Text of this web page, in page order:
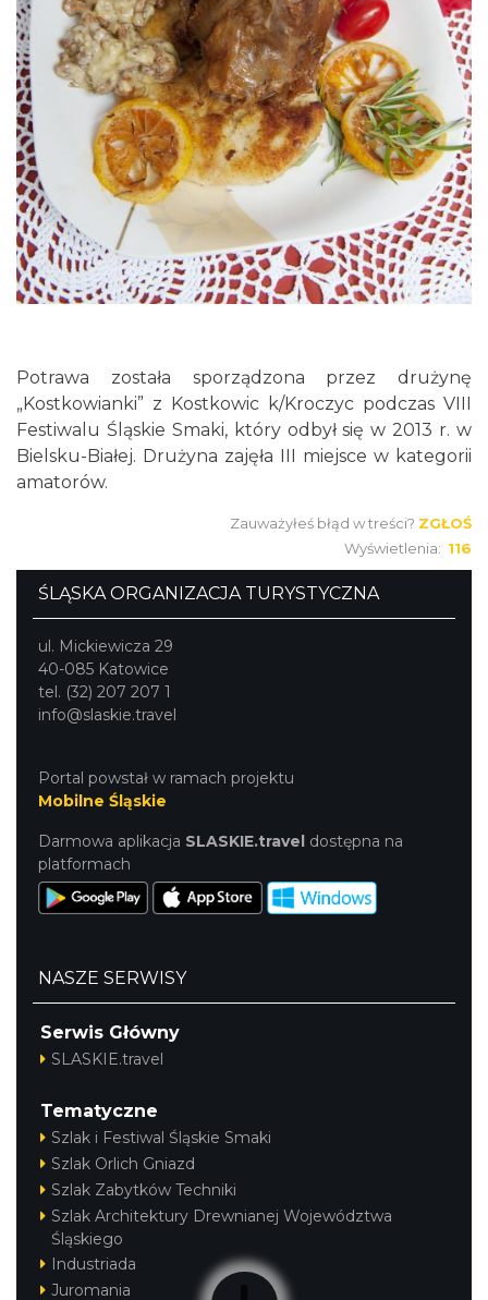
Potrawa została sporządzona przez drużynę
„Kostkowianki” z Kostkowic k/Kroczyc podczas VIII
Festiwalu Śląskie Smaki, który odbył się w 2013 r. w
Bielsku-Białej. Drużyna zajęła III miejsce w kategorii
amatorów.
Zauważyłeś błąd w treści? ZGŁOŚ
Wyświetlenia: 116
ŚLĄSKA ORGANIZACJA TURYSTYCZNA
ul. Mickiewicza 29
40-085 Katowice
tel. (32) 207 207 1
info@slaskie.travel
Portal powstał w ramach projektu
Mobilne Śląskie
Darmowa aplikacja SLASKIE.travel dostępna na
platformach
NASZE SERWISY
Serwis Główny
SLASKIE.travel
Tematyczne
Szlak i Festiwal Śląskie Smaki
Szlak Orlich Gniazd
Szlak Zabytków Techniki
Szlak Architektury Drewnianej Województwa
Śląskiego
Industriada
Juromania